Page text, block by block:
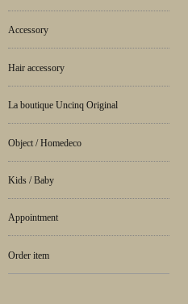
Accessory
Hair accessory
La boutique Uncinq Original
Object / Homedeco
Kids / Baby
Appointment
Order item